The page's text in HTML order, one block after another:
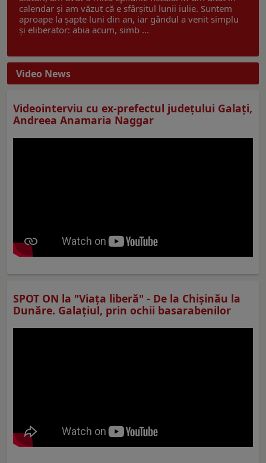
calendar și am văzut că e sfârșitul lunii iulie. Suntem
aproape la șapte luni din an, iar gândul a venit simplu
și eliberator: abia acum, simb ...
Video News
Videointerviu cu ex-prefectul judeţului Galaţi,
Andreea Anamaria Naggar
SPOT ON la "Viaţa liberă" - De la Chișinău la
Dunăre. Galațiul, prin ochii basarabenilor